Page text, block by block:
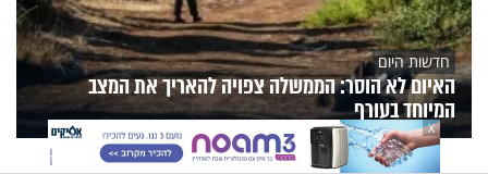
חדשות היום
האיום לא הוסר: הממשלה צפויה להאריך את המצב
המיוחד בעורף
הנצפיםפעילות הידברותתוכניות הערוץ
X